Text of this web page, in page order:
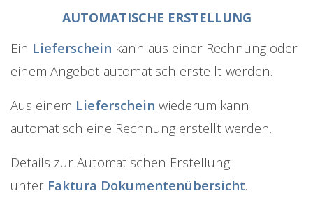
AUTOMATISCHE ERSTELLUNG
Ein Lieferschein kann aus einer Rechnung oder
einem Angebot automatisch erstellt werden.
Aus einem Lieferschein wiederum kann
automatisch eine Rechnung erstellt werden.
Details zur Automatischen Erstellung
unter Faktura Dokumentenübersicht.